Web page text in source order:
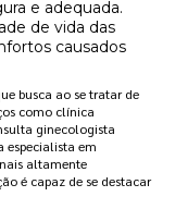
e adequada.
de vida das
causados
busca ao se tratar de
como clínica
ginecologista
em
altamente
é capaz de se destacar